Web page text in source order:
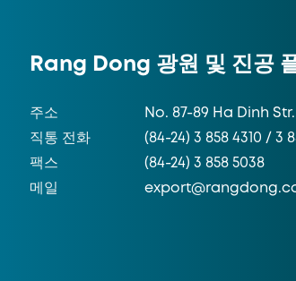
Rang Dong 광원 및 진공
주소
No. 87-89 Ha Dinh
직통 전화
(84-24) 3 858 4310 / 3
팩스
(84-24) 3 858 5038
메일